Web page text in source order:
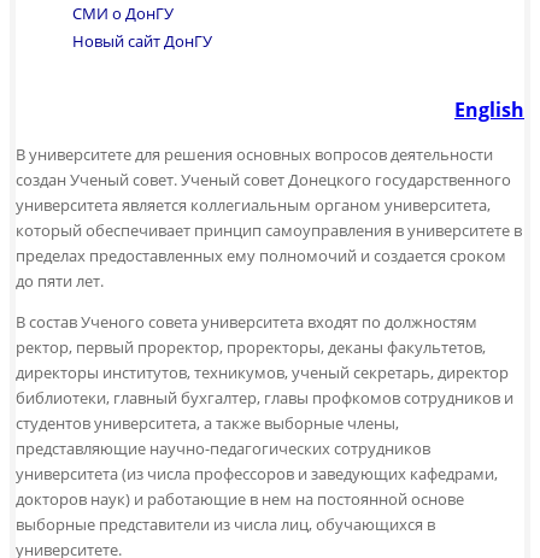
СМИ о ДонГУ
Новый сайт ДонГУ
English
В университете для решения основных вопросов деятельности
создан Ученый совет. Ученый совет Донецкого государственного
университета является коллегиальным органом университета,
который обеспечивает принцип самоуправления в университете в
пределах предоставленных ему полномочий и создается сроком
до пяти лет.
В состав Ученого совета университета входят по должностям
ректор, первый проректор, проректоры, деканы факультетов,
директоры институтов, техникумов, ученый секретарь, директор
библиотеки, главный бухгалтер, главы профкомов сотрудников и
студентов университета, а также выборные члены,
представляющие научно-педагогических сотрудников
университета (из числа профессоров и заведующих кафедрами,
докторов наук) и работающие в нем на постоянной основе
выборные представители из числа лиц, обучающихся в
университете.